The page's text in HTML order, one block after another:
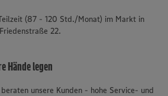
(87 - 120 Std./Monat) im Markt in
22.
Hände legen
unsere Kunden - hohe Service- und